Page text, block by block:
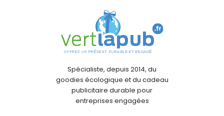
Spécialiste, depuis 2014, du
goodies écologique et du cadeau
publicitaire durable pour
entreprises engagées